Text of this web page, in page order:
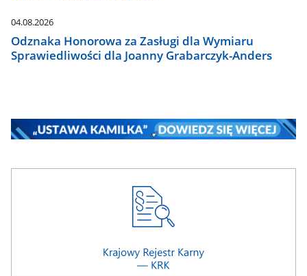
04.08.2026
Odznaka Honorowa za Zasługi dla Wymiaru
Sprawiedliwości dla Joanny Grabarczyk-Anders